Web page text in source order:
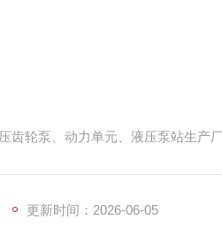
齿轮泵、动力单元、液压泵站生产
更新时间：2026-06-05